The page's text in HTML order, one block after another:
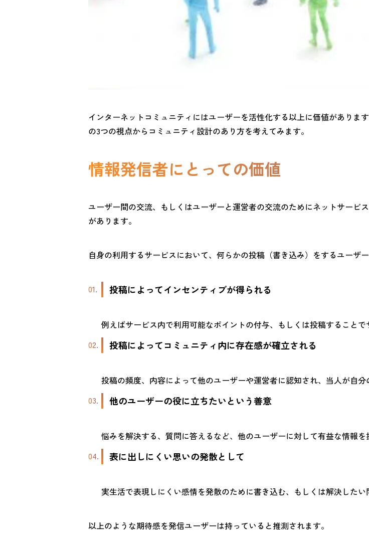
インターネットコミュニティにはユーザーを活性化する以上に価値がありま
の3つの視点からコミュニティ設計のあり方を考えてみます。
情報発信者にとっての価値
ユーザー間の交流、もしくはユーザーと運営者の交流のためにネットサービ
があります。
自身の利用するサービスにおいて、何らかの投稿（書き込み）をするユーザ
投稿によってインセンティブが得られる
例えばサービス内で利用可能なポイントの付与、もしくは投稿すること
投稿によってコミュニティ内に存在感が確立される
投稿の頻度、内容によって他のユーザーや運営者に認知され、当人が自
他のユーザーの役に立ちたいという善意
悩みを解決する、質問に答えるなど、他のユーザーに対して有益な情報
表に出しにくい思いの発散として
実生活で表現しにくい感情を発散のために書き込む、もしくは解決した
以上のような期待感を発信ユーザーは持っていると推測されます。